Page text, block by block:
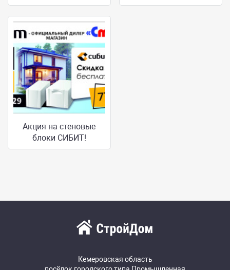
Акция на стеновые
блоки СИБИТ!
Кемеровская область